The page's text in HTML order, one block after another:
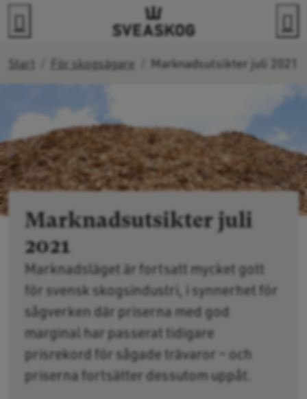
Gå direkt till innehållet
Start För skogsägare Marknadsutsikter juli 2021
Marknadsutsikter juli
2021
Marknadsläget är fortsatt mycket gott
för svensk skogsindustri, i synnerhet för
sågverken där priserna med god
marginal har passerat tidigare
prisrekord för sågade trävaror – och
priserna fortsätter dessutom uppåt.